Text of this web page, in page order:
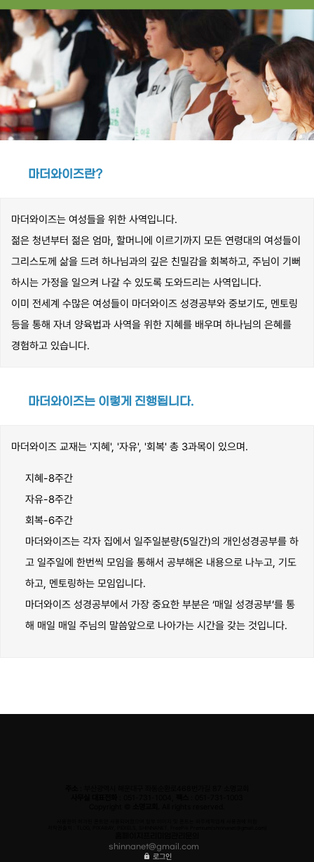
마더와이즈란?
마더와이즈는 여성들을 위한 사역입니다.
젊은 청년부터 젊은 엄마, 할머니에 이르기까지 모든 연령대의 여성들이
그리스도께 삶을 드려 하나님과의 깊은 친밀감을 회복하고, 주님이 기뻐
하시는 가정을 일으켜 나갈 수 있도록 도와드리는 사역입니다.
이미 전세계 수많은 여성들이 마더와이즈 성경공부와 중보기도, 멘토링
등을 통해 자녀 양육법과 사역을 위한 지혜를 배우며 하나님의 은혜를
경험하고 있습니다.
마더와이즈는 이렇게 진행됩니다.
마더와이즈 교재는 '지혜', '자유', '회복' 총 3과목이 있으며.
지혜-8주간
자유-8주간
회복-6주간
마더와이즈는 각자 집에서 일주일분량(5일간)의 개인성경공부를 하
고 일주일에 한번씩 모임을 통해서 공부해온 내용으로 나누고, 기도
하고, 멘토링하는 모임입니다.
마더와이즈 성경공부에서 가장 중요한 부분은 ‘매일 성경공부’를 통
해 매일 매일 주님의 말씀앞으로 나아가는 시간을 갖는 것입니다.
shinnanet@gmail.com
로그인